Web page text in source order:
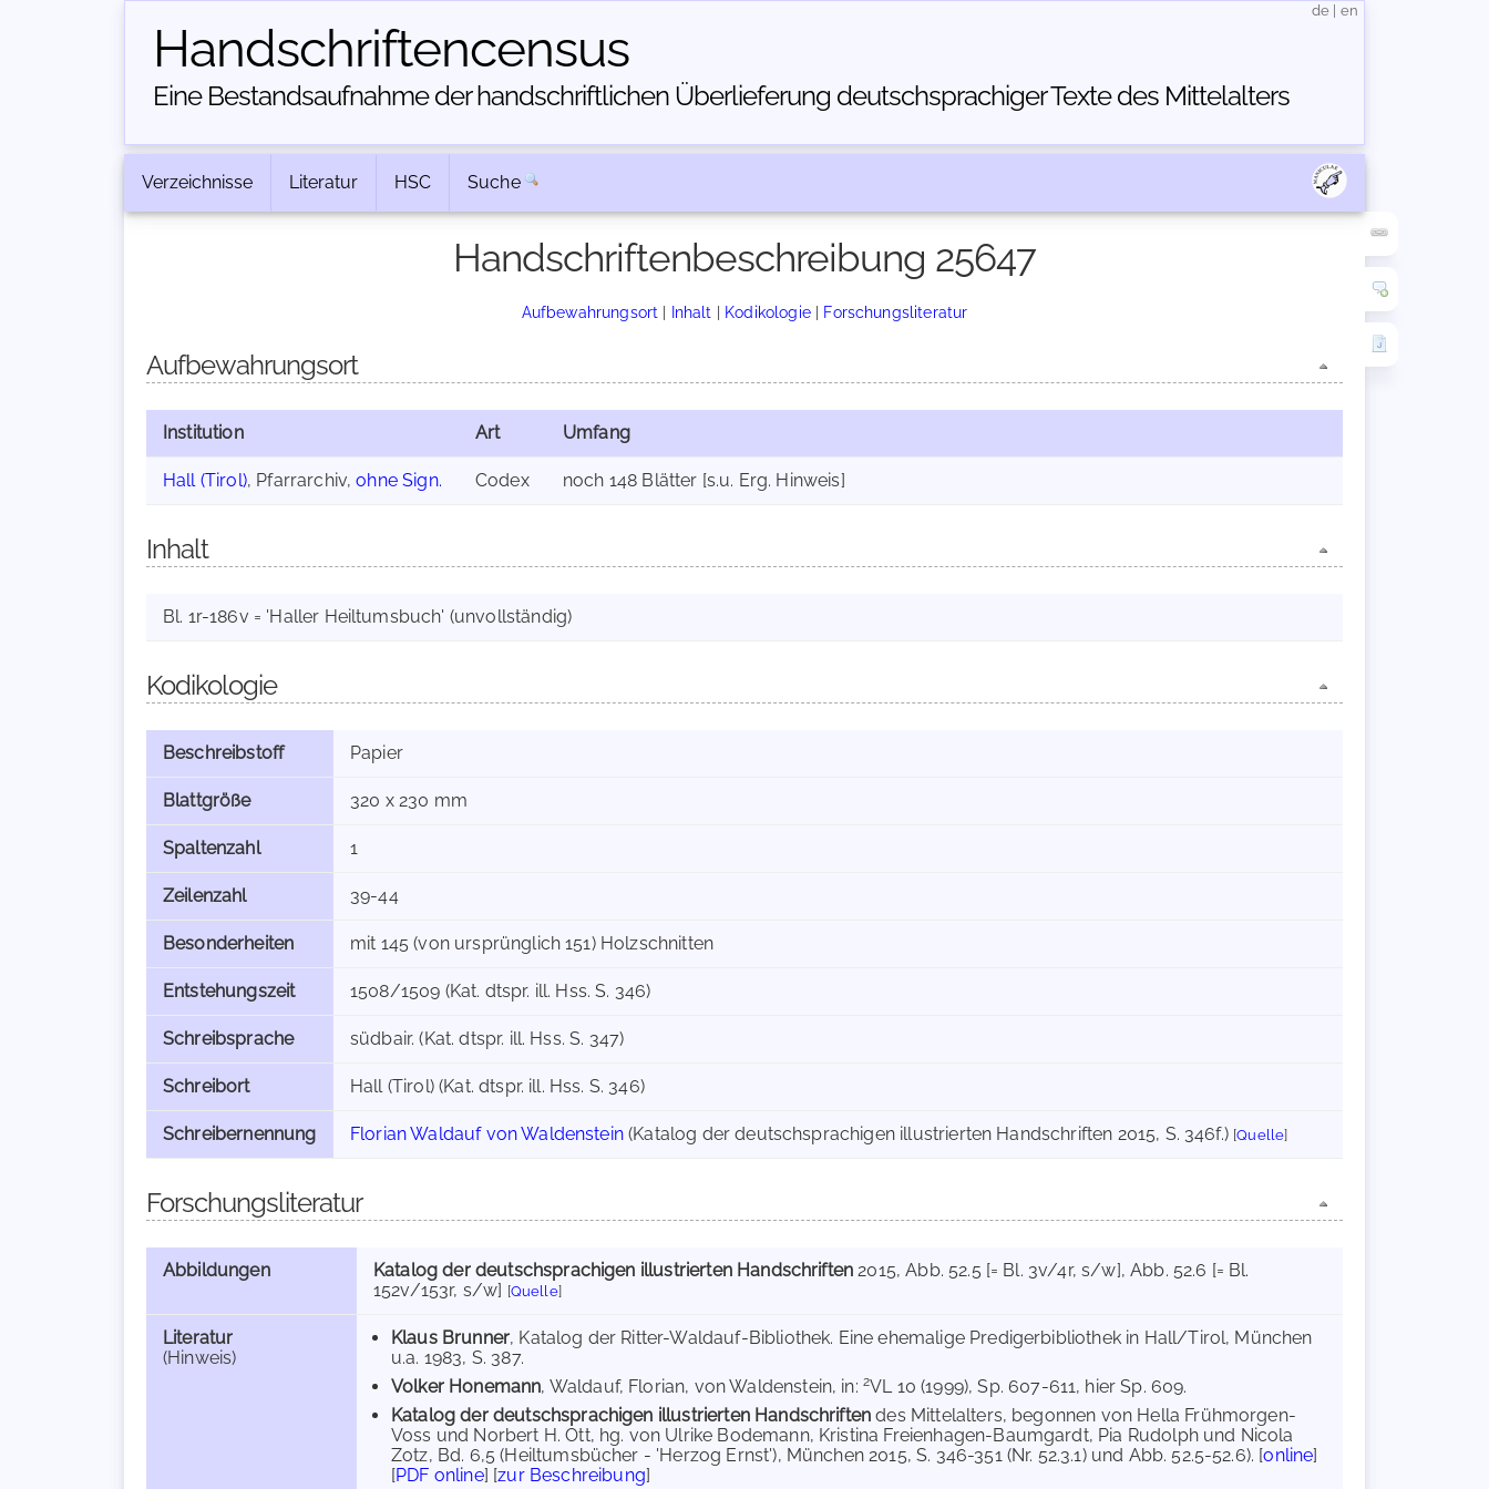
Handschriften­census
Eine Bestandsaufnahme der handschriftlichen Über­lieferung deutschsprachiger Texte des Mittelalters
de en
Verzeichnisse Literatur HSC Suche
Handschriftenbeschreibung 25647
Aufbewahrungsort | Inhalt | Kodikologie| Forschungsliteratur
Aufbewahrungsort
Institution Art Umfang
Hall (Tirol), Pfarrarchiv,ohne Sign. Codex noch 148 Blätter [s.u. Erg. Hinweis]
Inhalt
Bl. 1r-186v = 'Haller Heiltumsbuch' (unvollständig)
Kodikologie
Beschreibstoff Papier
Blattgröße 320 x 230 mm
Spaltenzahl 1
Zeilenzahl 39-44
Besonderheiten mit 145 (von ursprünglich 151) Holzschnitten
Entstehungszeit 1508/1509 (Kat. dtspr. ill. Hss. S. 346)
Schreibsprache südbair. (Kat. dtspr. ill. Hss. S. 347)
Schreibort Hall (Tirol) (Kat. dtspr. ill. Hss. S. 346)
Schreibernennung Florian Waldauf von Waldenstein(Katalog der deutschsprachigen illustrierten Handschriften 2015, S. 346f.) [Quelle]
Forschungsliteratur
Abbildungen Katalog der deutschsprachigen illustrierten Handschriften 2015, Abb. 52.5 [= Bl. 3v/4r, s/w], Abb. 52.6 [= Bl.
152v/153r, s/w] [Quelle]
Literatur
(Hinweis)
Klaus Brunner, Katalog der Ritter-Waldauf-Bibliothek. Eine ehemalige Predigerbibliothek in Hall/Tirol, München
u.a. 1983, S. 387.
Volker Honemann, Waldauf, Florian, von Waldenstein, in: 2VL 10 (1999), Sp. 607-611, hier Sp. 609.
Katalog der deutschsprachigen illustrierten Handschriften des Mittelalters, begonnen von Hella Frühmorgen-
Voss und Norbert H. Ott, hg. von Ulrike Bodemann, Kristina Freienhagen-Baumgardt, Pia Rudolph und Nicola
Zotz, Bd. 6,5 (Heiltumsbücher - 'Herzog Ernst'), München 2015, S. 346-351 (Nr. 52.3.1) und Abb. 52.5-52.6). [online]
[PDF online] [zur Beschreibung]